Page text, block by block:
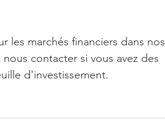
les marchés financiers dans nos
contacter si vous avez des
d'investissement.